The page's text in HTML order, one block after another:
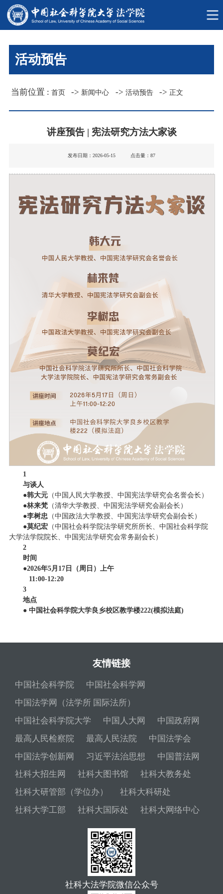
活动预告
当前位置 :首页 -> 新闻中心 -> 活动预告 ->正文
讲座预告 | 宪法研究方法大家谈
发布日期：2026-05-15 点击量： 87
1
与谈人
●韩大元（中国人民大学教授、中国宪法学研究会名誉会长）
●林来梵（清华大学教授、中国宪法学研究会副会长）
●李树忠 （中国政法大学教授、中国宪法学研究会副会长）
●莫纪宏（中国社会科学院法学研究所所长、中国社会科学院
大学法学院院长、中国宪法学研究会常务副会长）
2
时间
●2026年5月17日（周日）上午
11:00-12:20
3
地点
● 中国社会科学院大学良乡校区教学楼222(模拟法庭)
友情链接
中国社会科学院
中国社会科学网
中国法学网（法学所 国际法所）
中国社会科学院大学
中国人大网
中国政府网
最高人民检察院
最高人民法院
中国法学会
中国法学创新网
习近平法治思想
中国普法网
社科大招生网
社科大图书馆
社科大教务处
社科大研管部（学位办）
社科大科研处
社科大学工部
社科大国际处 社科大网络中心
社科大法学院微信公众号